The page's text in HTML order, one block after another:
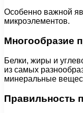
Особенно важной
микроэлементов.
Многообразие
Белки, жиры и
из самых
минеральные
Правильность